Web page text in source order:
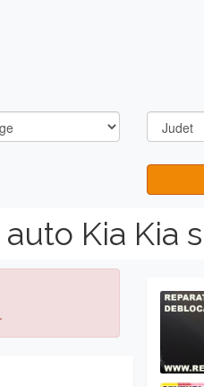
Kia Kia